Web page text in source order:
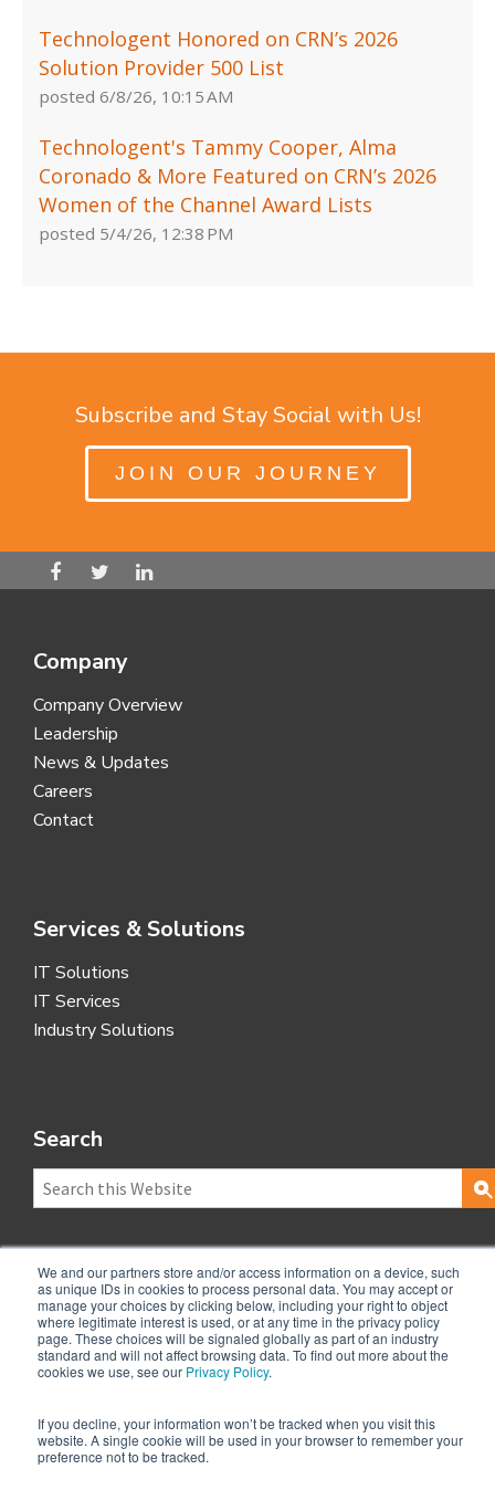
We and our partners store and/or access information on a device, such
as unique IDs in cookies to process personal data. You may accept or
manage your choices by clicking below, including your right to object
where legitimate interest is used, or at any time in the privacy policy
page. These choices will be signaled globally as part of an industry
standard and will not affect browsing data. To find out more about the
cookies we use, see our Privacy Policy.
If you decline, your information won’t be tracked when you visit this
website. A single cookie will be used in your browser to remember your
preference not to be tracked.
Technologent Honored on CRN’s 2026
Solution Provider 500 List
posted 6/8/26, 10:15 AM
Technologent's Tammy Cooper, Alma
Coronado & More Featured on CRN’s 2026
Women of the Channel Award Lists
posted 5/4/26, 12:38 PM
Subscribe and Stay Social with Us!
JOIN OUR JOURNEY
Company
Company Overview
Leadership
News & Updates
Careers
Contact
Services & Solutions
IT Solutions
IT Services
Industry Solutions
Search
100 Spectrum Center Drive, Ste 700 Irvine, CA 92618
(800) 752-9812
info@technologent.com
CA Supply Chains
Privacy Policy
Terms and Conditions
Cloud Terms of Service